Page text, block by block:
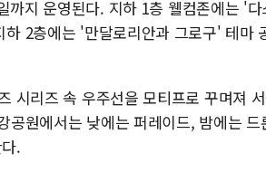
까지 운영된다. 지하 1층 웰컴존에는 '
2층에는 '만달로리안과 그로구' 테마
시리즈 속 우주선을 모티프로 꾸며져
공원에서는 낮에는 퍼레이드, 밤에는
.